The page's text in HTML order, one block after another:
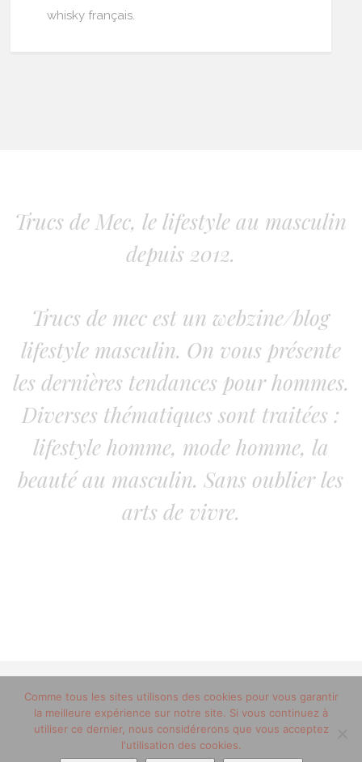
whisky français.
Trucs de Mec, le lifestyle au masculin
depuis 2012.
Trucs de mec est un webzine/blog
lifestyle masculin. On vous présente
les dernières tendances pour hommes.
Diverses thématiques sont traitées :
lifestyle homme, mode homme, la
beauté au masculin. Sans oublier les
arts de vivre.
© 2012-2020 copyright trucsdemec.fr - blog lifestyle
masculin/Tous droits réservés
Mentions Légales
Comme tous les sites utilisons des cookies pour vous garantir
la meilleure expérience sur notre site. Si vous continuez à
utiliser ce dernier, nous considérerons que vous acceptez
l'utilisation des cookies.